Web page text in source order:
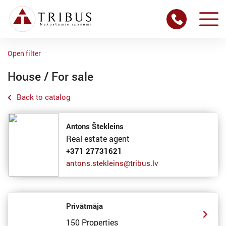
Open filter
House / For sale
Back to catalog
Antons Štekleins
Real estate agent
+371 27731621
antons.stekleins@tribus.lv
Privātmāja
150 Properties